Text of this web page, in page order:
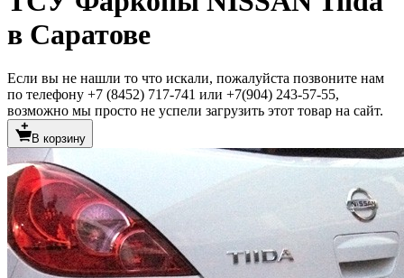
в Саратове
Если вы не нашли то что искали, пожалуйста позвоните нам
по телефону +7 (8452) 717-741 или +7(904) 243-57-55,
возможно мы просто не успели загрузить этот товар на сайт.
В корзину